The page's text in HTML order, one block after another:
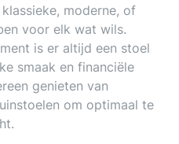
moderne, of
voor elk wat wils.
is er altijd een stoel
smaak en financiële
genieten van
om optimaal te